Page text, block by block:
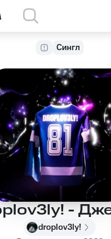
Сингл
-
droplov3ly!